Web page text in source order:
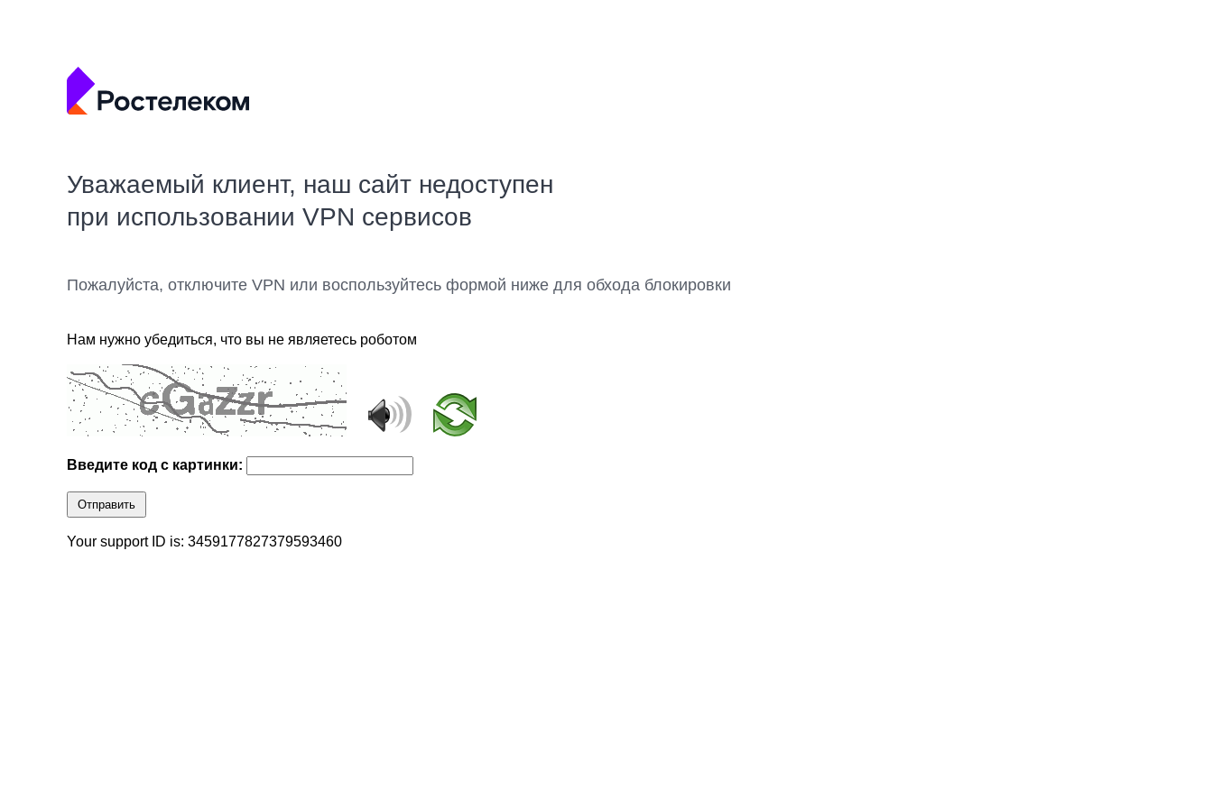
Уважаемый клиент, наш сайт недоступен
при использовании VPN сервисов
Пожалуйста, отключите VPN или воспользуйтесь формой ниже для обхода блокировки
Нам нужно убедиться, что вы не являетесь роботом
Введите код с картинки:
Отправить
Your support ID is: 3459177827379593460